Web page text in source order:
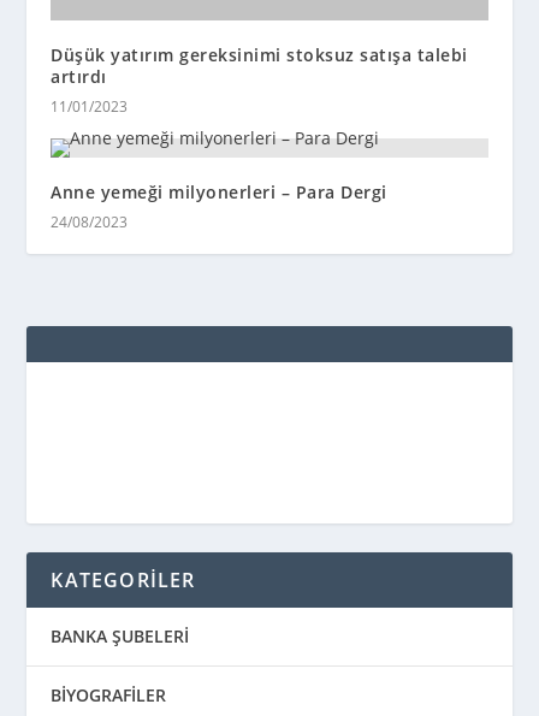
Düşük yatırım gereksinimi stoksuz satışa talebi
artırdı
11/01/2023
Anne yemeği milyonerleri – Para Dergi
24/08/2023
KATEGORİLER
BANKA ŞUBELERİ
BİYOGRAFİLER